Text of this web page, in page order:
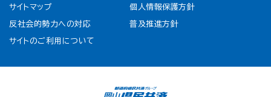
サイトマップ 個人情報保護方針
反社会的勢力への対応 普及推進方針
サイトのご利用について